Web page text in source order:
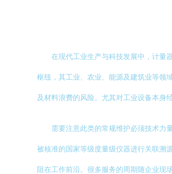
在现代工业生产与科技发展中，计量
枢纽，其工业、农业、能源及建筑业等领
及材料浪费的风险。尤其对工业设备本身
需要注意此类的常规维护必须技术力
被核准的国家等级度量级仪器进行关联溯
阻在工作前沿。很多服务的周期随企业现